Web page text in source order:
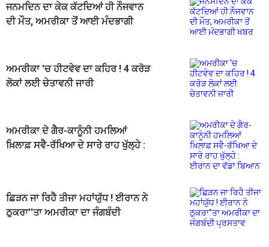
ਜਨਮਦਿਨ ਦਾ ਕੇਕ ਕੱਟਦਿਆਂ ਹੀ ਨੌਜਵਾਨ
ਦੀ ਮੌਤ, ਅਮਰੀਕਾ ਤੋਂ ਆਈ ਮੰਦਭਾਗੀ
ਅਮਰੀਕਾ 'ਚ ਹੀਟਵੇਵ ਦਾ ਕਹਿਰ ! 4 ਕਰੋੜ
ਲੋਕਾਂ ਲਈ ਚੇਤਾਵਨੀ ਜਾਰੀ
ਅਮਰੀਕਾ ਦੇ ਗੈਰ-ਕਾਨੂੰਨੀ ਹਮਲਿਆਂ
ਖ਼ਿਲਾਫ਼ ਸਵੈ-ਰੱਖਿਆ ਦੇ ਸਾਰੇ ਰਾਹ ਖੁੱਲ੍ਹੇ :
ਛਿੜਨ ਜਾ ਰਿਹੈ ਤੀਜਾ ਮਹਾਂਯੁੱਧ ! ਈਰਾਨ ਨੇ
ਠੁਕਰਾ''ਤਾ ਅਮਰੀਕਾ ਦਾ ਜੰਗਬੰਦੀ